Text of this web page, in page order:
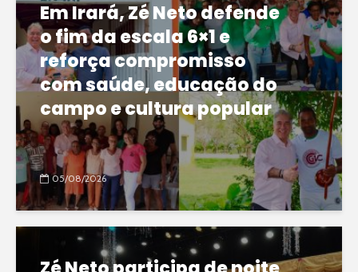
Em Irará, Zé Neto defende
o fim da escala 6×1 e
reforça compromisso
com saúde, educação do
campo e cultura popular
05/08/2026